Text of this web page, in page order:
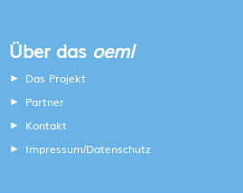
Über das oeml
Das Projekt
Partner
Kontakt
Impressum/Datenschutz